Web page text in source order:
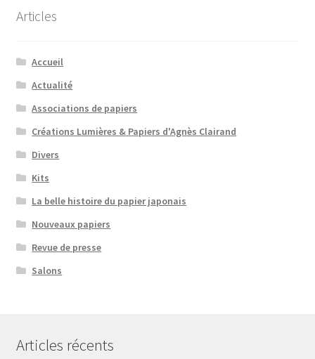
Articles
Accueil
Actualité
Associations de papiers
Créations Lumières & Papiers d'Agnès Clairand
Divers
Kits
La belle histoire du papier japonais
Nouveaux papiers
Revue de presse
Salons
Articles récents